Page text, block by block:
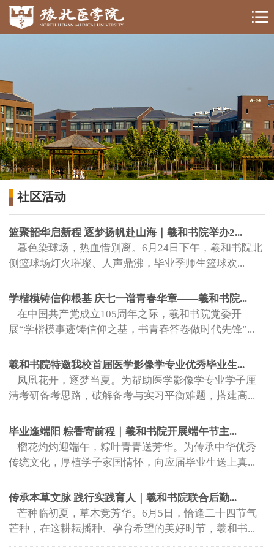
社区活动
篮聚韶华启新程 逐梦扬帆赴山海｜羲和书院举办2...
暮色染球场，热血惜别离。6月24日下午，羲和书院北
侧篮球场灯火璀璨、人声鼎沸，毕业季师生篮球欢...
学楷模铸信仰根基 庆七一谱青春华章——羲和书院...
在中国共产党成立105周年之际，羲和书院党委开
展“学楷模事迹铸信仰之基，书青春答卷做时代先锋”...
羲和书院特邀我校首届医学影像学专业优秀毕业生...
凤凰花开，逐梦当夏。为帮助医学影像学专业学子厘
清考研备考思路，破解备考与实习平衡难题，搭建高...
毕业逢端阳 粽香寄前程｜羲和书院开展端午节主...
榴花灼灼迎端午，粽叶青青送芳华。为传承中华优秀
传统文化，厚植学子家国情怀，向应届毕业生送上真...
传承本草文脉 践行实践育人｜羲和书院联合后勤...
芒种临初夏，草木竞芳华。6月5日，恰逢二十四节气
芒种，在这耕耘播种、孕育希望的美好时节，羲和书...